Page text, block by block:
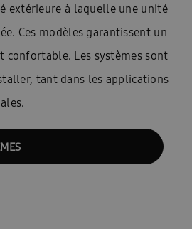
extérieure à laquelle une unité
Ces modèles garantissent un
confortable. Les systèmes sont
tant dans les applications